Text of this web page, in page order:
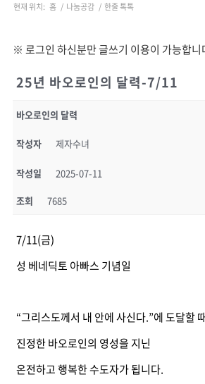
현재 위치: 홈 / 나눔공감 / 한줄 톡톡
※ 로그인 하신분만 글쓰기 이용이 가능합니
25년 바오로인의 달력-7/11
바오로인의 달력
작성자 제자수녀
작성일 2025-07-11
조회 7685
7/11(금)
성 베네딕토 아빠스 기념일
“그리스도께서 내 안에 사신다.”에 도달할
진정한 바오로인의 영성을 지닌
온전하고 행복한 수도자가 됩니다.